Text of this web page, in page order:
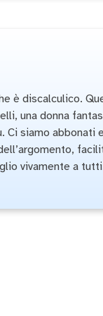
è discalculico.
una donna
siamo abbonati
vivamente a